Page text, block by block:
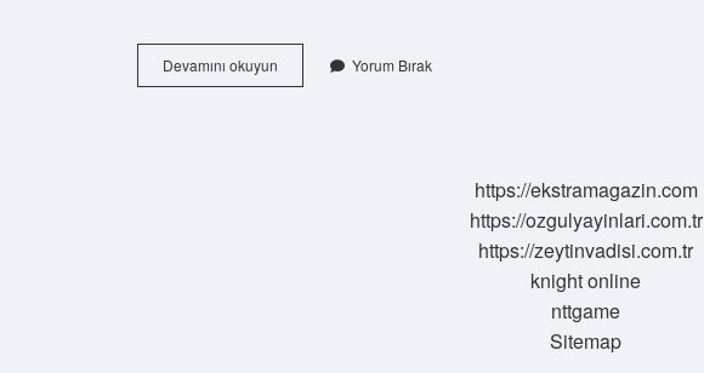
Devamını okuyun
Kalbi
Yorum Bırak
https://ekstramagazin.com
https://ozgulyayinlari.com.tr
https://zeytinvadisi.com.tr
knight online
nttgame
Sitemap